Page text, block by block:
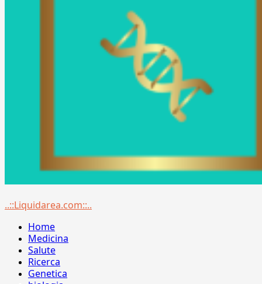
Menu
..::Liquidarea.com::..
Home
Medicina
Salute
Ricerca
Genetica